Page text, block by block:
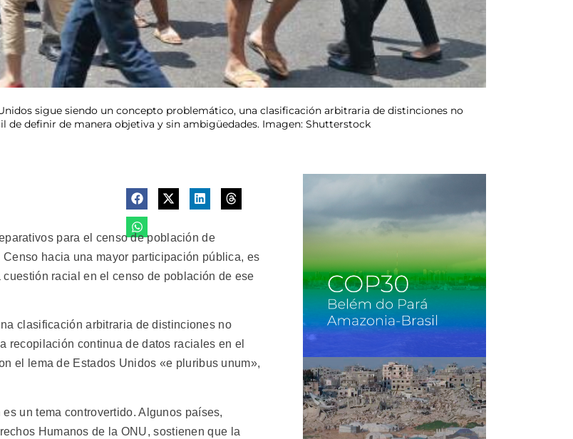
sigue siendo un concepto problemático, una clasificación arbitraria de distinciones no
definir de manera objetiva y sin ambigüedades. Imagen: Shutterstock
para el censo de población de
hacia una mayor participación pública, es
racial en el censo de población de ese
clasificación arbitraria de distinciones no
recopilación continua de datos raciales en el
el lema de Estados Unidos «e pluribus unum»,
un tema controvertido. Algunos países,
Humanos de la ONU, sostienen que la